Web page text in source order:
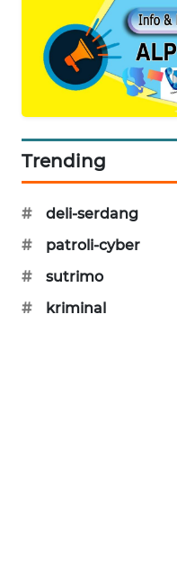
Trending
#
deli-serdang
#
patroli-cyber
#
sutrimo
#
kriminal
LPKKI
LKKI
PORTAL
FORWAMKI